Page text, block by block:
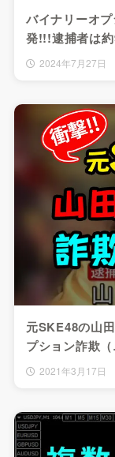
バイナリーオ
発!!!逮捕者は
2024年7月27日
元SKE48の山
プション詐欺（
2021年3月17日